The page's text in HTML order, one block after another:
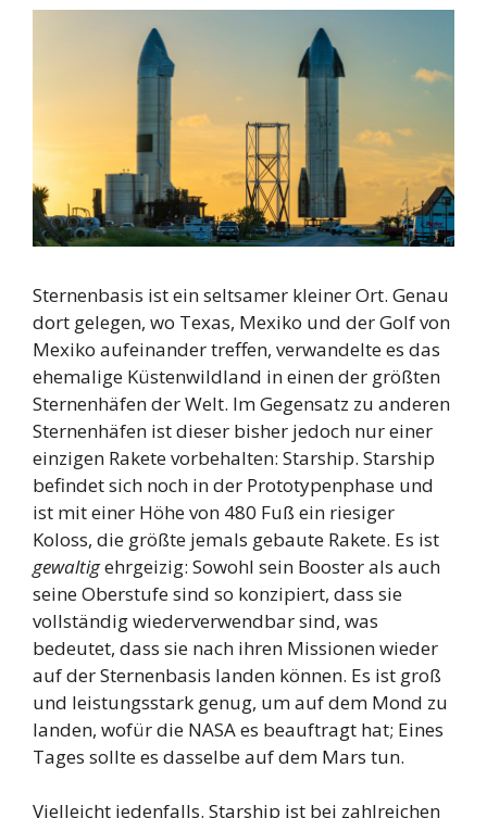
Sternenbasis ist ein seltsamer kleiner Ort. Genau
dort gelegen, wo Texas, Mexiko und der Golf von
Mexiko aufeinander treffen, verwandelte es das
ehemalige Küstenwildland in einen der größten
Sternenhäfen der Welt. Im Gegensatz zu anderen
Sternenhäfen ist dieser bisher jedoch nur einer
einzigen Rakete vorbehalten: Starship. Starship
befindet sich noch in der Prototypenphase und
ist mit einer Höhe von 480 Fuß ein riesiger
Koloss, die größte jemals gebaute Rakete. Es ist
gewaltigehrgeizig: Sowohl sein Booster als auch
seine Oberstufe sind so konzipiert, dass sie
vollständig wiederverwendbar sind, was
bedeutet, dass sie nach ihren Missionen wieder
auf der Sternenbasis landen können. Es ist groß
und leistungsstark genug, um auf dem Mond zu
landen, wofür die NASA es beauftragt hat; Eines
Tages sollte es dasselbe auf dem Mars tun.
Vielleicht jedenfalls. Starship ist bei zahlreichen